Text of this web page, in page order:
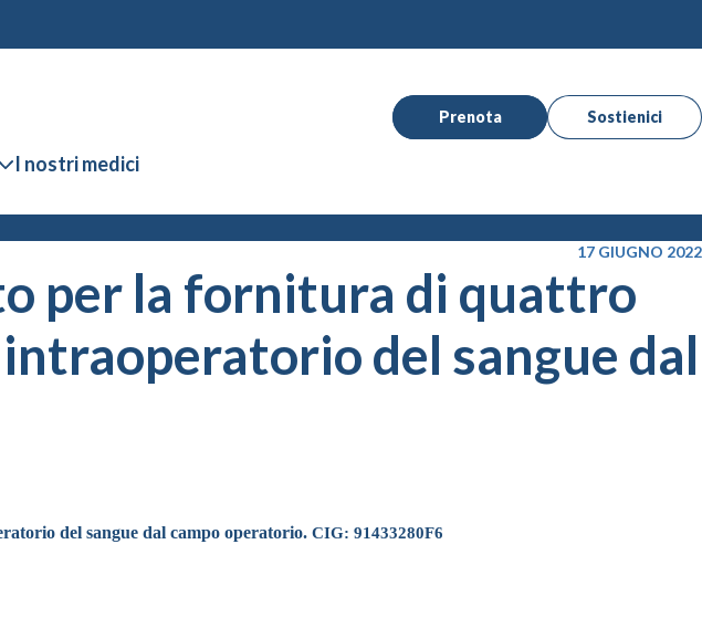
Prenota Sostienici
I nostri medici
17 GIUGNO 2022
per la fornitura di quattro
del sangue dal
del sangue dal campo operatorio. CIG: 91433280F6